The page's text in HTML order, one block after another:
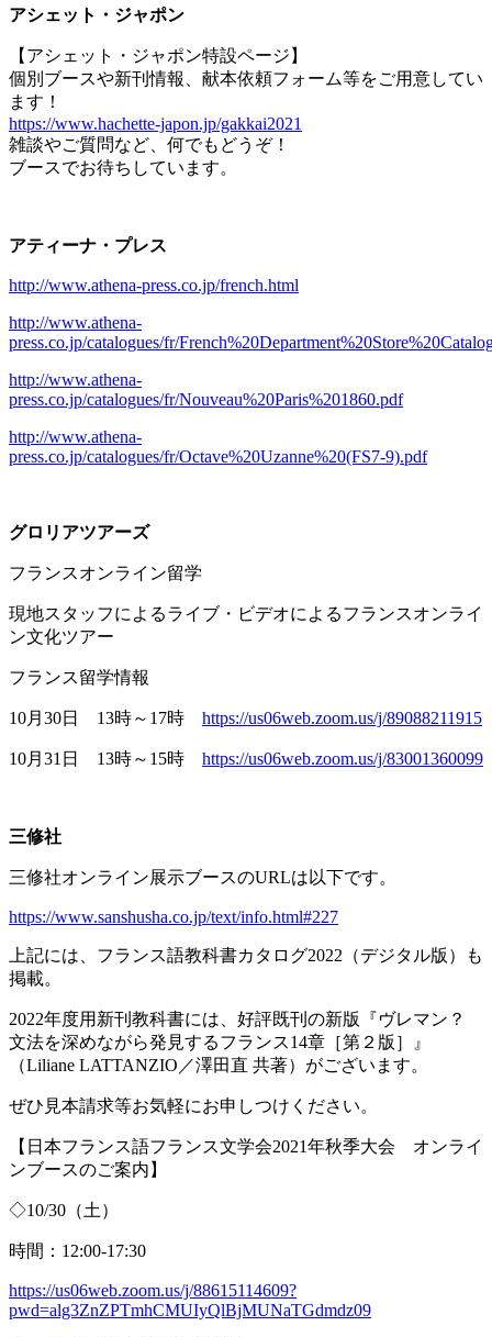
アシェット・ジャポン
【アシェット・ジャポン特設ページ】
個別ブースや新刊情報、献本依頼フォーム等をご用意してい
ます！
https://www.hachette-japon.jp/gakkai2021
雑談やご質問など、何でもどうぞ！
ブースでお待ちしています。
アティーナ・プレス
http://www.athena-press.co.jp/french.html
http://www.athena-
press.co.jp/catalogues/fr/
http://www.athena-
press.co.jp/catalogues/fr/Nouveau%20Paris%201860.pdf
http://www.athena-
press.co.jp/catalogues/fr/Octave%20Uzanne%20(FS7-9).pdf
グロリアツアーズ
フランスオンライン留学
現地スタッフによるライブ・ビデオによるフランスオンライ
ン文化ツアー
フランス留学情報
10月 30日 13時～ 17時 https://us06web.zoom.us/j/89088211915
10月 31 日 13時～ 15時 https://us06web.zoom.us/j/83001360099
三修社
三修社オンライン展示ブースのURLは以下です。
https://www.sanshusha.co.jp/text/info.html#227
上記には、フランス語教科書カタログ2022 （デジタル版）も
掲載。
2022年度用新刊教科書には、好評既刊の新版『ヴレマン？
文法を深めながら発見するフランス14章［第２版］』
（Liliane LATTANZIO ／澤田直 共著）がございます。
ぜひ見本請求等お気軽にお申しつけください。
【日本フランス語フランス文学会2021年秋季大会 オンライ
ンブースのご案内】
◇10/30 （土）
時間： 12:00-17:30
https://us06web.zoom.us/j/88615114609?
pwd=alg3ZnZPTmhCMUIyQlBjMUNaTGdmdz09